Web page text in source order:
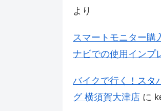
より
スマートモニター
ナビでの使用インプ
バイクで行く！スタ
グ 横須賀大津店 に